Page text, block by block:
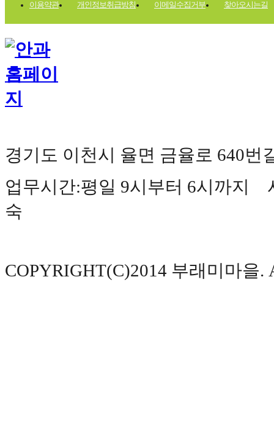
이용약관 개인정보취급방침 이메일수집거부 찾아오시는길
경기도 이천시 율면 금율로 640
업무시간:평일 9시부터 6시까지
숙
COPYRIGHT(C)2014 부래미마을.